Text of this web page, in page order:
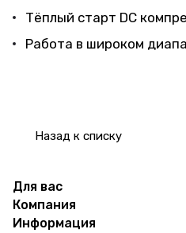
Тёплый старт DC
Работа в широком
Назад к списку
Для вас
Компания
Информация